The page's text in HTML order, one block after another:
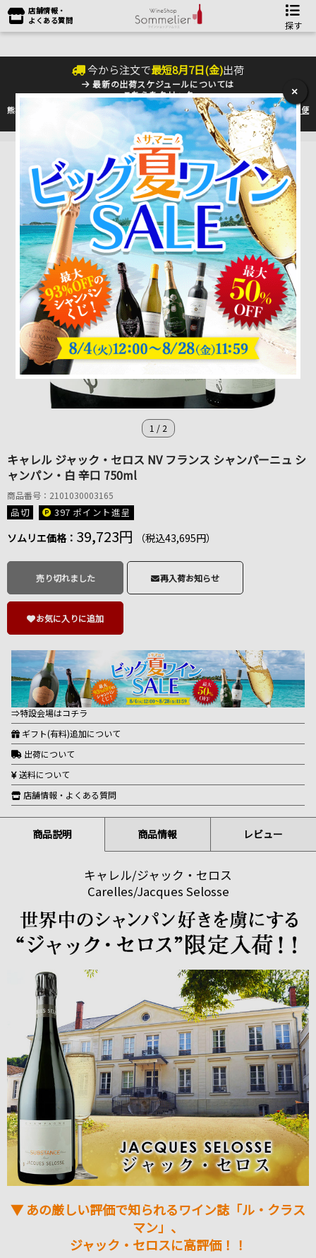
店舗情報・
よくある質問
探す
今から注文で最短8月7日(金)出荷
最新の出荷スケジュールについては
こちらをクリック
熊本地震の影響により九州への配送に遅れが生じております。最新情報は佐川急便
のHP
をご確認下さい。
1 / 2
キャレル ジャック・セロス NV フランス シャンパーニュ シ
ャンパン・白 辛口 750ml
商品番号：2101030003165
品切 397 ポイント進呈
ソムリエ価格： 39,723円 （税込43,695円）
売り切れました 再入荷お知らせ
お気に入りに追加
⇒特設会場はコチラ
ギフト(有料)追加について
出荷について
送料について
店舗情報・よくある質問
商品説明 商品情報 レビュー
キャレル/ジャック・セロス
Carelles/Jacques Selosse
▼ あの厳しい評価で知られるワイン誌「ル・クラス
マン」、
ジャック・セロスに高評価！！
×